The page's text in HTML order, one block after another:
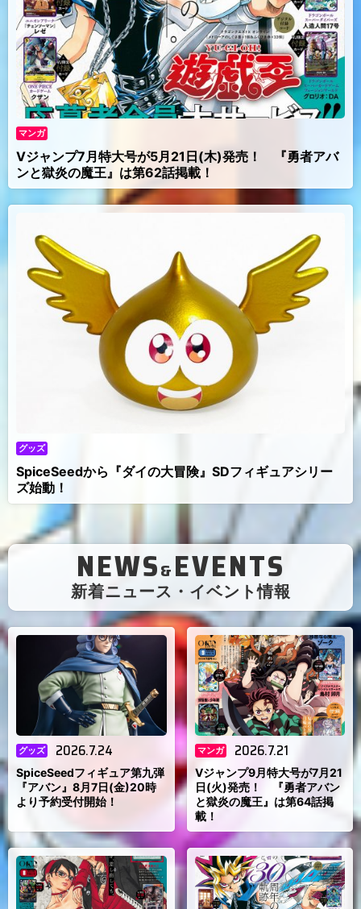
マンガ
Vジャンプ7月特大号が5月21日(木)発売！ 『勇者アバ
ンと獄炎の魔王』は第62話掲載！
グッズ
SpiceSeedから『ダイの大冒険』SDフィギュアシリー
ズ始動！
NEWS&EVENTS
新着ニュース・イベント情報
）
グッズ 2026.7.24
SpiceSeedフィギュア第九弾
『アバン』8月7日(金)20時
より予約受付開始！
マンガ 2026.7.21
Vジャンプ9月特大号が7月21
日(火)発売！ 『勇者アバン
と獄炎の魔王』は第64話掲
載！